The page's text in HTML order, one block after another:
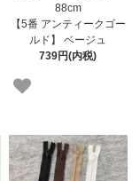
88cm
【5番 アンティークゴー
ルド】 ベージュ
739円(内税)